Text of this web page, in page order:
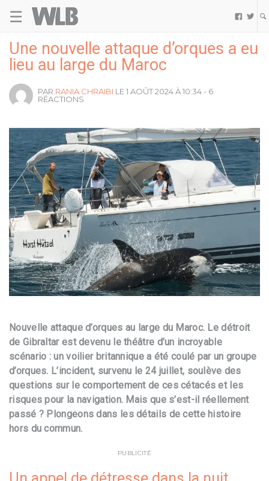
☰  
Une nouvelle attaque d’orques a eu
lieu au large du Maroc
PAR RANIA CHRAIBI LE 1 AOÛT 2024 À 10:34 - 6
RÉACTIONS
Nouvelle attaque d’orques au large du Maroc. Le détroit
de Gibraltar est devenu le théâtre d’un incroyable
scénario : un voilier britannique a été coulé par un groupe
d’orques. L’incident, survenu le 24 juillet, soulève des
questions sur le comportement de ces cétacés et les
risques pour la navigation. Mais que s’est-il réellement
passé ? Plongeons dans les détails de cette histoire
hors du commun.
PUBLICITÉ